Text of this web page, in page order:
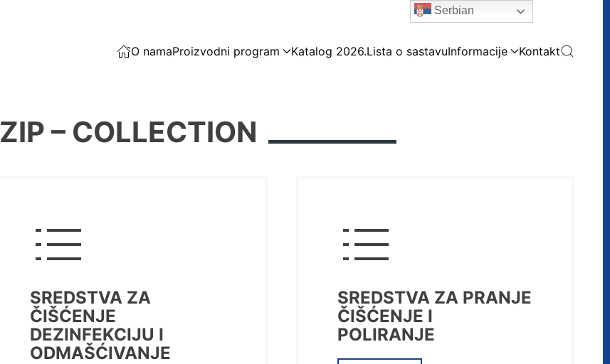
O namaProizvodni program Katalog 2026.Lista o sastavuInformacije Kontakt
ZIP – COLLECTION
SREDSTVA ZA
ČIŠĆENJE
DEZINFEKCIJU I
ODMAŠĆIVANJE
SREDSTVA ZA PRANJE
ČIŠĆENJE I
POLIRANJE
Serbian